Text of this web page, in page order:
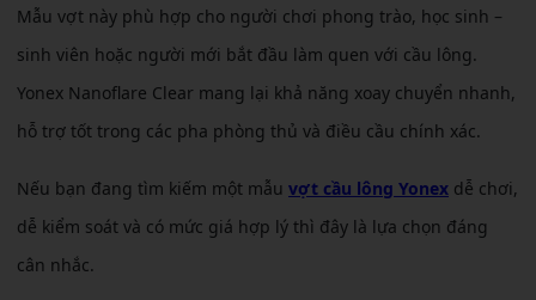
Mẫu vợt này phù hợp cho người chơi phong trào, học sinh –
sinh viên hoặc người mới bắt đầu làm quen với cầu lông.
Yonex Nanoflare Clear mang lại khả năng xoay chuyển nhanh,
hỗ trợ tốt trong các pha phòng thủ và điều cầu chính xác.
Nếu bạn đang tìm kiếm một mẫu vợt cầu lông Yonex dễ chơi,
dễ kiểm soát và có mức giá hợp lý thì đây là lựa chọn đáng
cân nhắc.